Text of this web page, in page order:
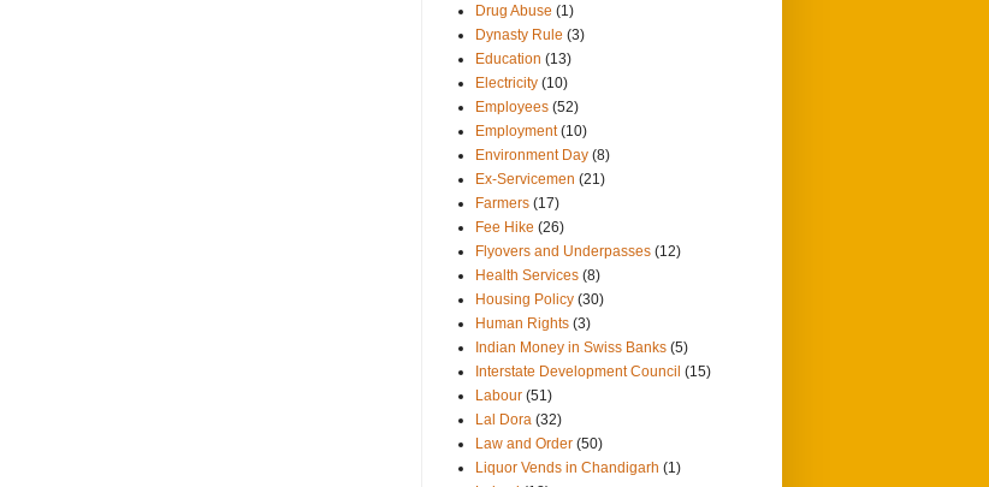
Drug Abuse (1)
Dynasty Rule (3)
Education (13)
Electricity (10)
Employees (52)
Employment (10)
Environment Day (8)
Ex-Servicemen (21)
Farmers (17)
Fee Hike (26)
Flyovers and Underpasses (12)
Health Services (8)
Housing Policy (30)
Human Rights (3)
Indian Money in Swiss Banks (5)
Interstate Development Council (15)
Labour (51)
Lal Dora (32)
Law and Order (50)
Liquor Vends in Chandigarh (1)